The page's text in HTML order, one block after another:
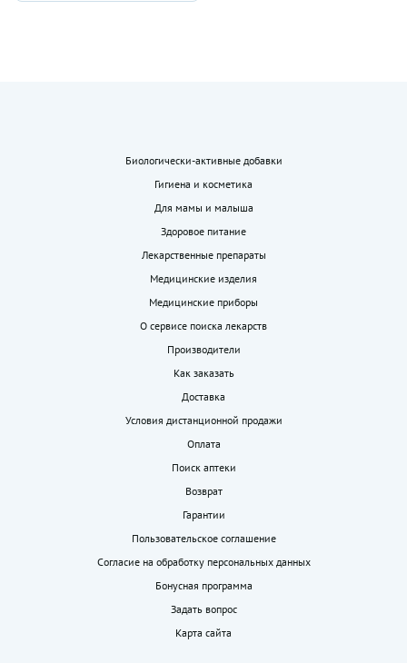
Биологически-активные добавки
Гигиена и косметика
Для мамы и малыша
Здоровое питание
Лекарственные препараты
Медицинские изделия
Медицинские приборы
О сервисе поиска лекарств
Производители
Как заказать
Доставка
Условия дистанционной продажи
Оплата
Поиск аптеки
Возврат
Гарантии
Пользовательское соглашение
Согласие на обработку персональных данных
Бонусная программа
Задать вопрос
Карта сайта